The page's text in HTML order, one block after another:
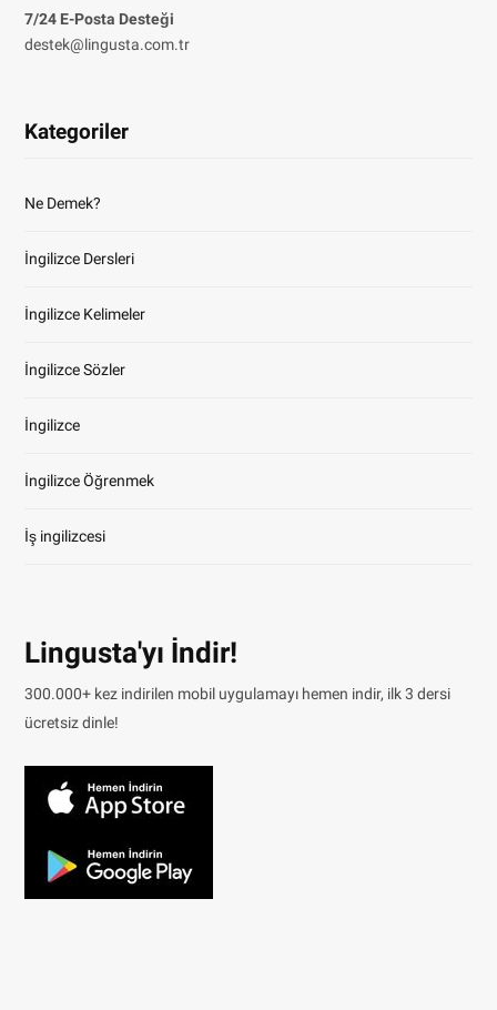
7/24 E-Posta Desteği
destek@lingusta.com.tr
Kategoriler
Ne Demek?
İngilizce Dersleri
İngilizce Kelimeler
İngilizce Sözler
İngilizce
İngilizce Öğrenmek
İş ingilizcesi
Lingusta'yı İndir!
300.000+ kez indirilen mobil uygulamayı hemen indir, ilk 3 dersi
ücretsiz dinle!